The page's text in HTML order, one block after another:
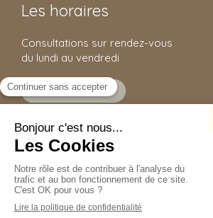
Les horaires
Consultations sur rendez-vous
du lundi au vendredi
Prendre rendez-vous
Le cabinet
12 place du Général Leclerc
92150 Suresnes
Afficher le téléphone